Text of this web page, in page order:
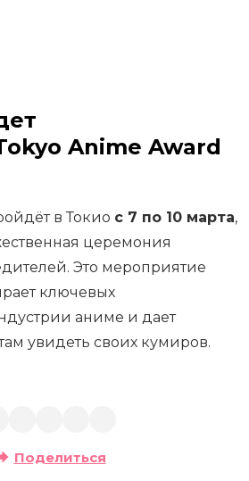
Anime Award
в Токио с 7 по 10 марта,
церемония
Это мероприятие
ключевых
аниме и дает
увидеть своих кумиров.
Поделиться